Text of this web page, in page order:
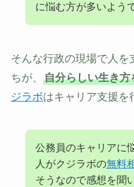
に悩む方が多いよう
そんな行政の現場で人を
ちが、 自分らしい生き
ジラボはキャリア支援を
公務員のキャリアに
人がクジラボの無料
そうなので感想を聞